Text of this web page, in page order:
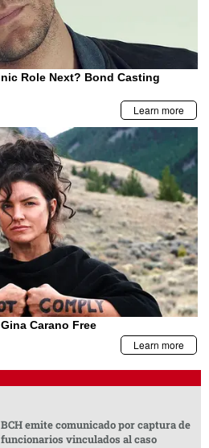
BCH emite comunicado por captura de
funcionarios vinculados al caso